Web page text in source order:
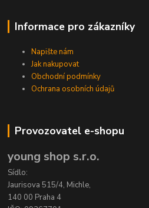
Informace pro zákazníky
Napište nám
Jak nakupovat
Obchodní podmínky
Ochrana osobních údajů
Provozovatel e-shopu
young shop s.r.o.
Sídlo:
Jaurisova 515/4, Michle,
140 00 Praha 4